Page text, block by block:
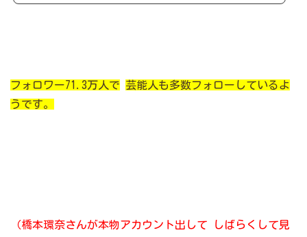
フォロワー71.3万人で
芸能人も多数フォローしているよ
うです。
（橋本環奈さんが本物アカウント出して
しばらくして見